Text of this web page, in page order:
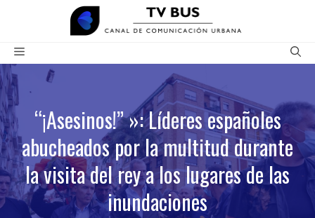
contenido
Menú
“¡Asesinos!” »: Líderes españoles
abucheados por la multitud durante
la visita del rey a los lugares de las
inundaciones